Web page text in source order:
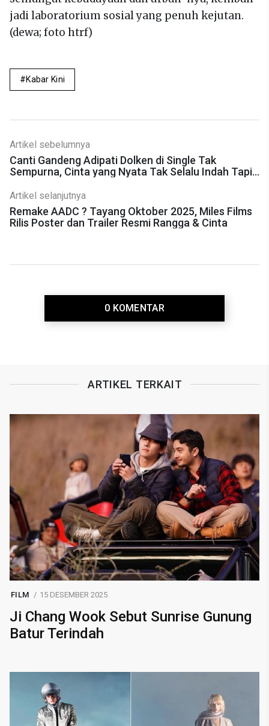
jadi laboratorium sosial yang penuh kejutan.
(dewa; foto htrf)
Kabar Kini
Artikel sebelumnya
Canti Gandeng Adipati Dolken di Single Tak
Sempurna, Cinta yang Nyata Tak Selalu Indah Tapi
Artikel selanjutnya
Remake AADC ? Tayang Oktober 2025, Miles Films
Rilis Poster dan Trailer Resmi Rangga & Cinta
0 KOMENTAR
ARTIKEL TERKAIT
FILM 15 DESEMBER 2025
Ji Chang Wook Sebut Sunrise Gunung
Batur Terindah